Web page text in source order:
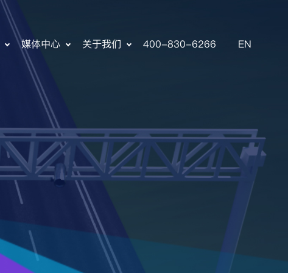
媒体中心 关于我们 400-830-6266 EN